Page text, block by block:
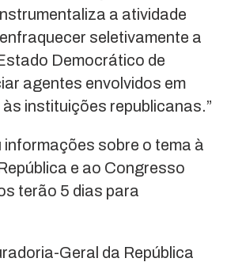
a atividade
seletivamente a
Democrático de
agentes envolvidos em
instituições republicanas.”
informações sobre o tema à
e ao Congresso
terão 5 dias para
Geral da República